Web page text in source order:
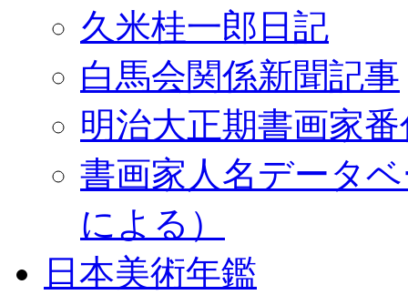
久米桂一郎日記
白馬会関係新聞記事
明治大正期書画家
書画家人名データ
による）
日本美術年鑑